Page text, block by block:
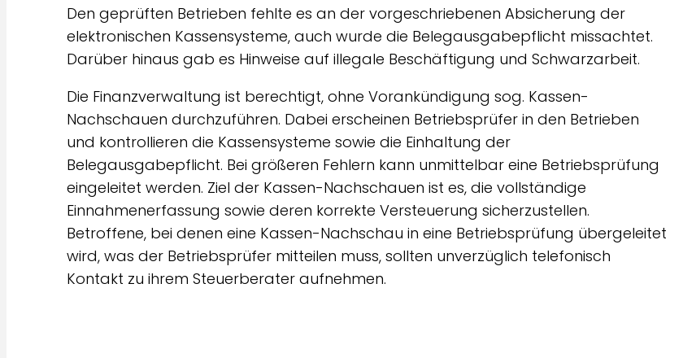
Den geprüften Betrieben fehlte es an der vorgeschriebenen Absicherung der
elektronischen Kassensysteme, auch wurde die Belegausgabepflicht missachtet.
Darüber hinaus gab es Hinweise auf illegale Beschäftigung und Schwarzarbeit.
Die Finanzverwaltung ist berechtigt, ohne Vorankündigung sog. Kassen-
Nachschauen durchzuführen. Dabei erscheinen Betriebsprüfer in den Betrieben
und kontrollieren die Kassensysteme sowie die Einhaltung der
Belegausgabepflicht. Bei größeren Fehlern kann unmittelbar eine Betriebsprüfung
eingeleitet werden. Ziel der Kassen-Nachschauen ist es, die vollständige
Einnahmenerfassung sowie deren korrekte Versteuerung sicherzustellen.
Betroffene, bei denen eine Kassen-Nachschau in eine Betriebsprüfung übergeleitet
wird, was der Betriebsprüfer mitteilen muss, sollten unverzüglich telefonisch
Kontakt zu ihrem Steuerberater aufnehmen.